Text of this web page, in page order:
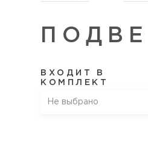
ВХОДИТ В
КОМПЛЕКТ
Не выбрано